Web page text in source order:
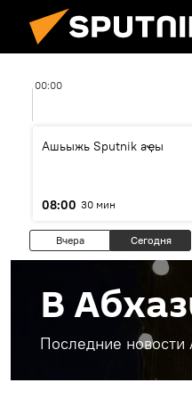
00:00
Ашьыжь Sputnik аҿы
08:00 30 мин
Вчера Сегодня
В
Последние новости